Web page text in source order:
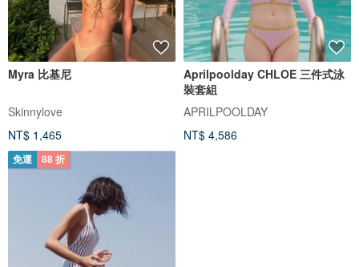
Myra 比基尼
Skinnylove
NT$ 1,465
Aprilpoolday CHLOE 三件式泳
裝套組
APRILPOOLDAY
NT$ 4,586
免運 88 折